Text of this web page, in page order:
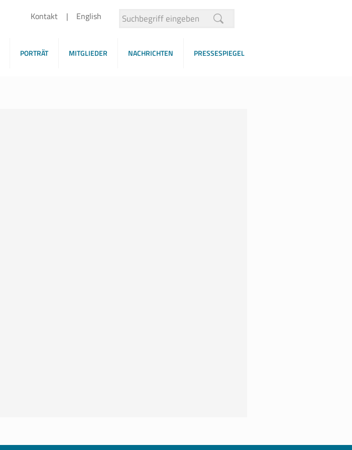
Kontakt English
PORTRÄT MITGLIEDER NACHRICHTEN PRESSESPIEGEL